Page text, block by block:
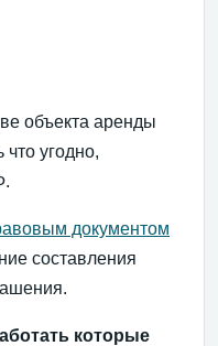
объекта аренды
угодно,
документом
составления
которые